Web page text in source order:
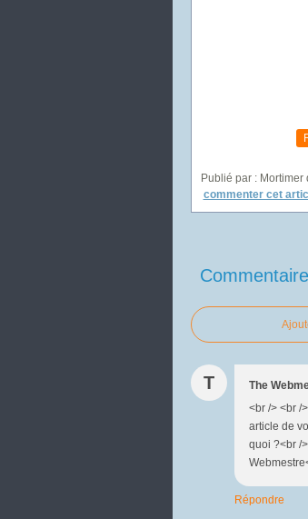
Publié par : Mortimer
commenter cet
T The
<br /> <br /
article de
quoi ?<br /
Répondre